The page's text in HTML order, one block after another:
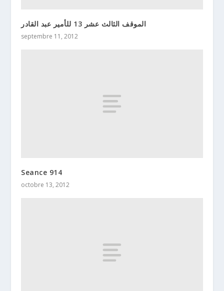
الموقف الثالث عشر 13 للأمير عبد القادر
septembre 11, 2012
Seance 914
octobre 13, 2012